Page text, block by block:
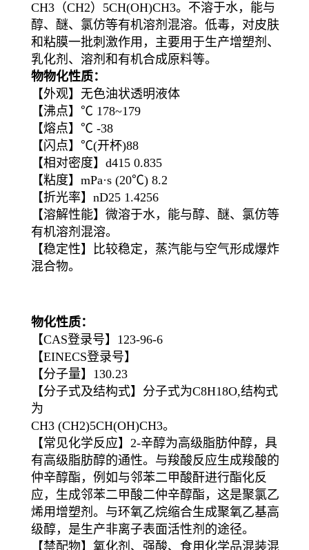
CH3（CH2）5CH(OH)CH3。不溶于水，能与
醇、醚、氯仿等有机溶剂混溶。低毒，对皮肤
和粘膜一批刺激作用，主要用于生产增塑剂、
乳化剂、溶剂和有机合成原料等。
物物化性质：
【外观】无色油状透明液体
【沸点】℃ 178~179
【熔点】℃ -38
【闪点】℃(开杯)88
【相对密度】d415 0.835
【粘度】mPa·s (20℃) 8.2
【折光率】nD25 1.4256
【溶解性能】微溶于水，能与醇、醚、氯仿等
有机溶剂混溶。
【稳定性】比较稳定，蒸汽能与空气形成爆炸
混合物。
物化性质：
【CAS登录号】123-96-6
【EINECS登录号】
【分子量】130.23
【分子式及结构式】分子式为C8H18O,结构式
为
CH3 (CH2)5CH(OH)CH3。
【常见化学反应】2-辛醇为高级脂肪仲醇，具
有高级脂肪醇的通性。与羧酸反应生成羧酸的
仲辛醇酯，例如与邻苯二甲酸酐进行酯化反
应，生成邻苯二甲酸二仲辛醇酯，这是聚氯乙
烯用增塑剂。与环氧乙烷缩合生成聚氧乙基高
级醇，是生产非离子表面活性剂的途径。
【禁配物】氧化剂、强酸、食用化学品混装混